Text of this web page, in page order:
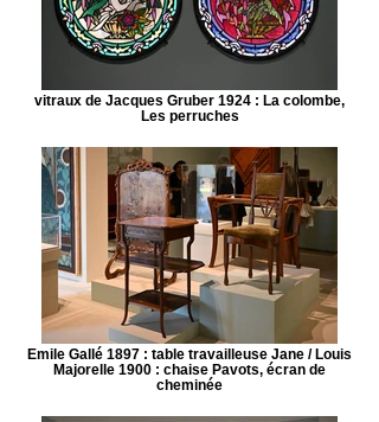
vitraux de Jacques Gruber 1924 : La colombe,
Les perruches
Emile Gallé 1897 : table travailleuse Jane / Louis
Majorelle 1900 : chaise Pavots, écran de
cheminée